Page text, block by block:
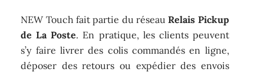
NEW Touch fait partie du réseauRelais Pickup
de La Poste. En pratique, les clients peuvent
s’y faire livrer des colis commandés en ligne,
déposer des retours ou expédier des envois